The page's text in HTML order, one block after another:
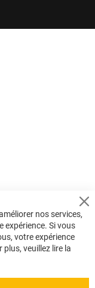
nos services,
expérience. Si vous
votre expérience
veuillez lire la